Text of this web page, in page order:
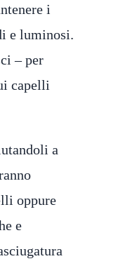
i
e luminosi.
– per
capelli
a
oppure
e